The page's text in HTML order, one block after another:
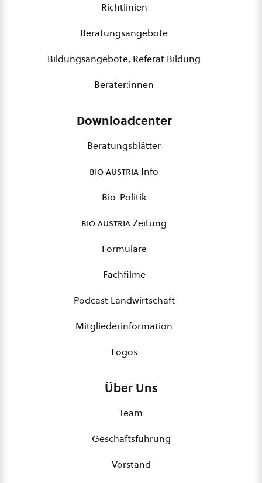
Richtlinien
Beratungsangebote
Bildungsangebote, Referat Bildung
Berater:innen
Downloadcenter
Beratungsblätter
bio austria Info
Bio-Politik
bio austriaZeitung
Formulare
Fachfilme
Podcast Landwirtschaft
Mitgliederinformation
Logos
Über Uns
Team
Geschäftsführung
Vorstand